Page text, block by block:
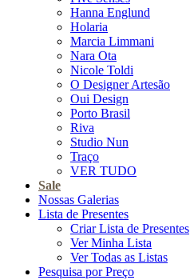
Hanna Englund
Holaria
Marcia Limmani
Nara Ota
Nicole Toldi
O Designer Artesão
Oui Design
Porto Brasil
Riva
Studio Nun
Traço
VER TUDO
Sale
Nossas Galerias
Lista de Presentes
Criar Lista de Presentes
Ver Minha Lista
Ver Todas as Listas
Pesquisa por Preço